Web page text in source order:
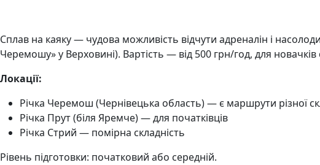
Сплав на каяку — чудова можливість відчути адреналін і
Черемошу» у Верховині). Вартість — від 500 грн/год, для новачків
Локації:
Річка Черемош (Чернівецька область) — є маршрути різної
Річка Прут (біля Яремче) — для початківців
Річка Стрий — помірна складність
Рівень підготовки: початковий або середній.